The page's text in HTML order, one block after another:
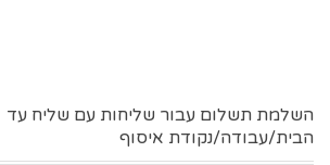
השלמת תשלום עבור שליחות עם שליח עד
הבית/עבודה/נקודת איסוף